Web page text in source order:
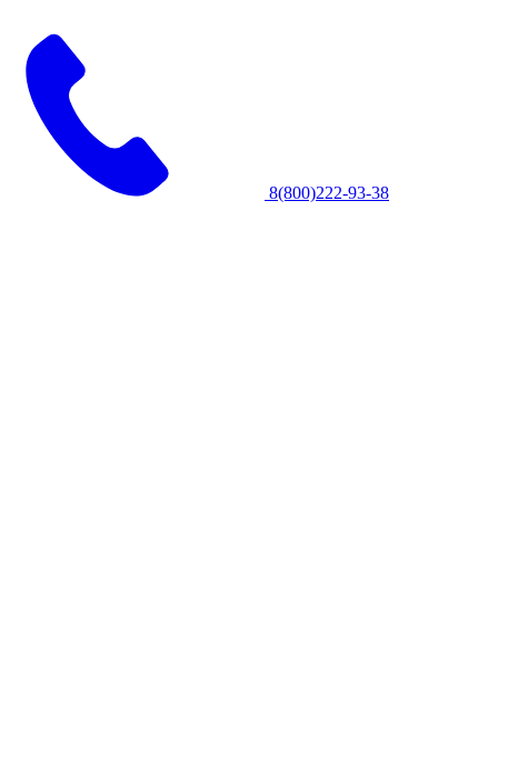
8(800)222-93-38